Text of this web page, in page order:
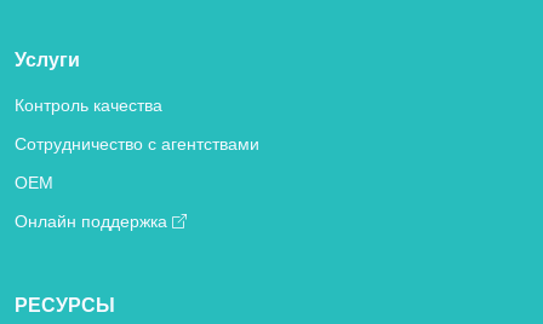
Услуги
Контроль качества
Сотрудничество с агентствами
OEM
Онлайн поддержка
РЕСУРСЫ